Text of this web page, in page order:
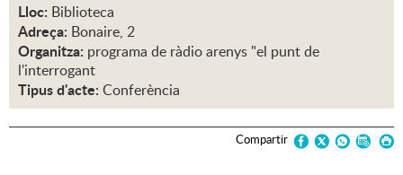
Lloc: Biblioteca
Adreça: Bonaire, 2
Organitza: programa de ràdio arenys "el punt de
l'interrogant
Tipus d'acte: Conferència
Compartir